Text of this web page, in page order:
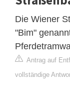
Die Wiener
"Bim"
Antrag auf
vollständige